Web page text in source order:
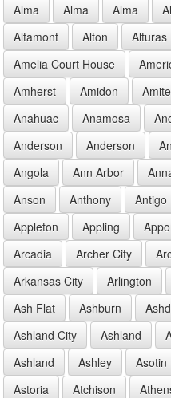
Alma
Alma Alma
Altamont
Alton Alturas
Amelia Court House
Amherst
Amidon Amite
Anahuac
Anamosa
Anderson
Anderson
Angola
Ann Arbor
Anson
Anthony Antigo
Appleton
Appling
Arcadia
Archer City
Arkansas City
Arlington
Ash Flat
Ashburn
Ashland City
Ashland
Ashland
Ashley Asotin
Astoria
Atchison